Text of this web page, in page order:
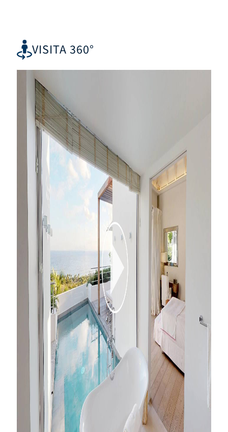
VISITA 360°